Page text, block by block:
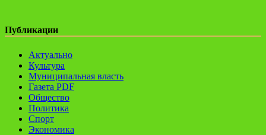
Публикации
Актуально
Культура
Муниципальная власть
Газета PDF
Общество
Политика
Спорт
Экономика